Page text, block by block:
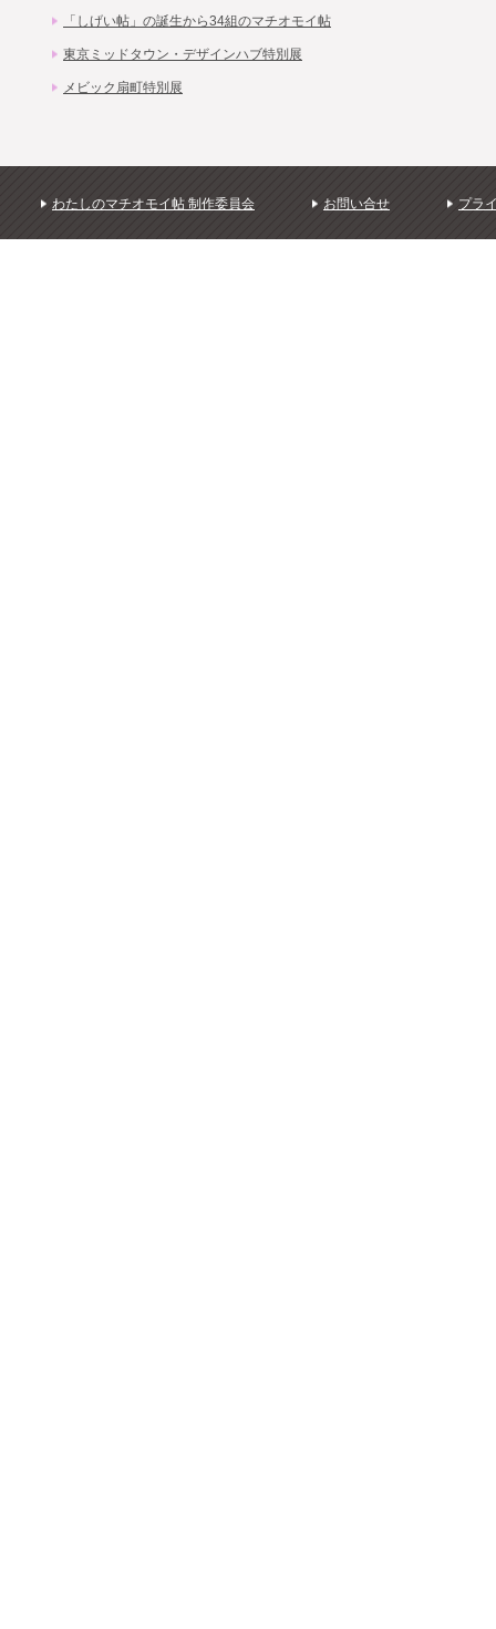
「しげい帖」の誕生から34組のマチオモイ帖
東京ミッドタウン・デザインハブ特別展
メビック扇町特別展
わたしのマチオモイ帖 制作委員会 お問い合せ プラ